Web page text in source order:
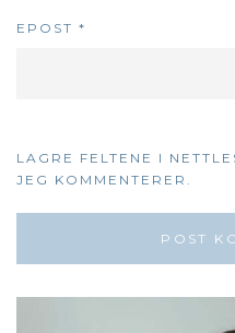
EPOST *
LAGRE FELTENE I
JEG KOMMENTERER.